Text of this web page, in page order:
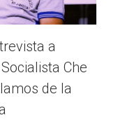
a
Che
de la